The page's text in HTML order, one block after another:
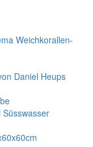
Weichkorallen-
Daniel Heups